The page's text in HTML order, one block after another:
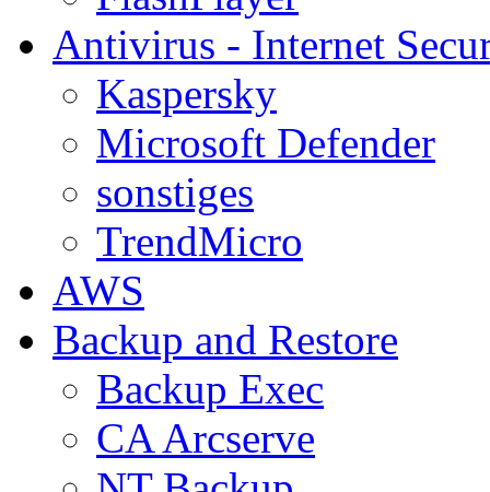
Antivirus - Internet
Kaspersky
Microsoft Defender
sonstiges
TrendMicro
AWS
Backup and Restore
Backup Exec
CA Arcserve